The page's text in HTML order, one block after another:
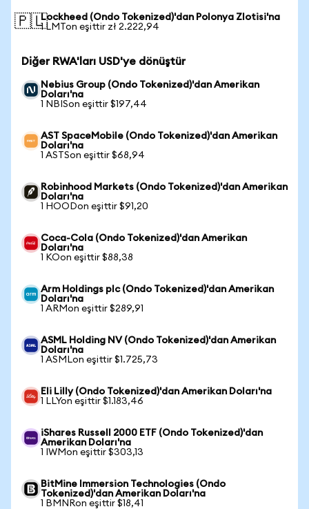
🇵🇱Lockheed (Ondo Tokenized)'dan Polonya Zlotisi'na
1 LMTon eşittir zł 2.222,94
Diğer RWA'ları USD'ye dönüştür
Nebius Group (Ondo Tokenized)'dan Amerikan
Doları'na
1 NBISon eşittir $197,44
AST SpaceMobile (Ondo Tokenized)'dan Amerikan
Doları'na
1 ASTSon eşittir $68,94
Robinhood Markets (Ondo Tokenized)'dan Amerikan
Doları'na
1 HOODon eşittir $91,20
Coca-Cola (Ondo Tokenized)'dan Amerikan
Doları'na
1 KOon eşittir $88,38
Arm Holdings plc (Ondo Tokenized)'dan Amerikan
Doları'na
1 ARMon eşittir $289,91
ASML Holding NV (Ondo Tokenized)'dan Amerikan
Doları'na
1 ASMLon eşittir $1.725,73
Eli Lilly (Ondo Tokenized)'dan Amerikan Doları'na
1 LLYon eşittir $1.183,46
iShares Russell 2000 ETF (Ondo Tokenized)'dan
Amerikan Doları'na
1 IWMon eşittir $303,13
BitMine Immersion Technologies (Ondo
Tokenized)'dan Amerikan Doları'na
1 BMNRon eşittir $18,41